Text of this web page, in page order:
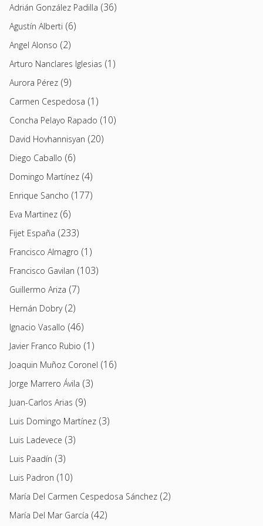
Adrián González Padilla (36)
Agustín Alberti (6)
Angel Alonso (2)
Arturo Nanclares Iglesias (1)
Aurora Pérez (9)
Carmen Cespedosa (1)
Concha Pelayo Rapado (10)
David Hovhannisyan (20)
Diego Caballo (6)
Domingo Martínez (4)
Enrique Sancho (177)
Eva Martinez (6)
Fijet España (233)
Francisco Almagro (1)
Francisco Gavilan (103)
Guillermo Ariza (7)
Hernán Dobry(2)
Ignacio Vasallo (46)
Javier Franco Rubio (1)
Joaquin Muñoz Coronel (16)
Jorge Marrero Ávila (3)
Juan-Carlos Arias (9)
Luis Domingo Martínez (3)
Luis Ladevece (3)
Luis Paadín (3)
Luis Padron (10)
María Del Carmen Cespedosa Sánchez (2)
María Del Mar García (42)